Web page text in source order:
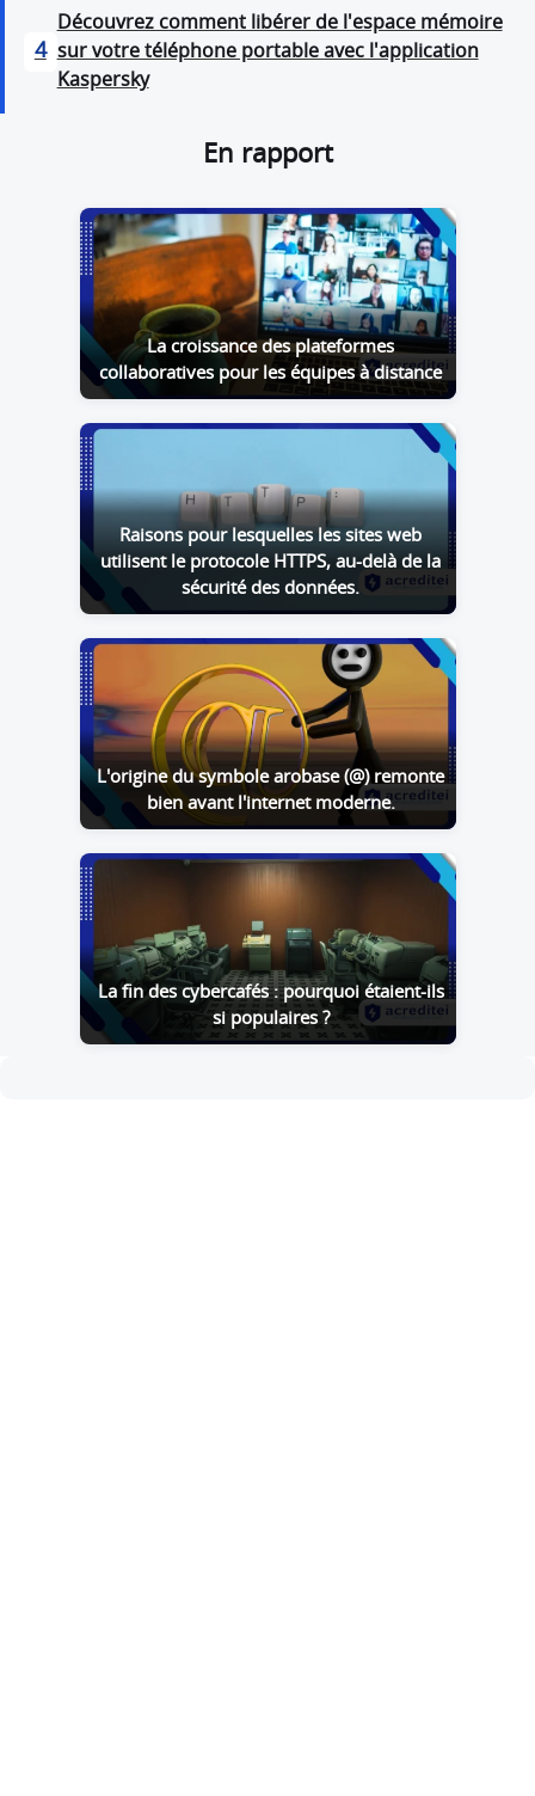
4
Découvrez comment libérer de l'espace mémoire
sur votre téléphone portable avec l'application
Kaspersky
En rapport
La croissance des plateformes
collaboratives pour les équipes à distance
Raisons pour lesquelles les sites web
utilisent le protocole HTTPS, au-delà de la
sécurité des données.
L'origine du symbole arobase (@) remonte
bien avant l'internet moderne.
La fin des cybercafés : pourquoi étaient-ils
si populaires ?